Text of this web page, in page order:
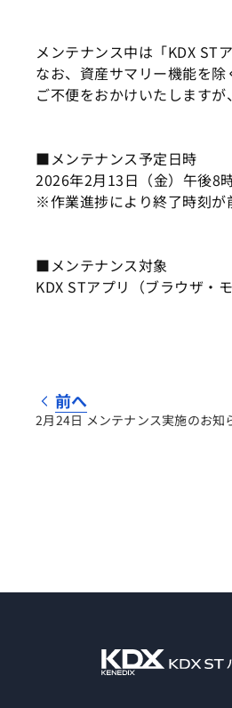
メンテナンス中は「KDX ST
なお、資産サマリー機能を除
ご不便をおかけいたしますが
■メンテナンス予定日時
2026年2月13日（金）午後8
※作業進捗により終了時刻が
■メンテナンス対象
KDX STアプリ（ブラウザ・
前へ
2月24日 メンテナンス実施のお知